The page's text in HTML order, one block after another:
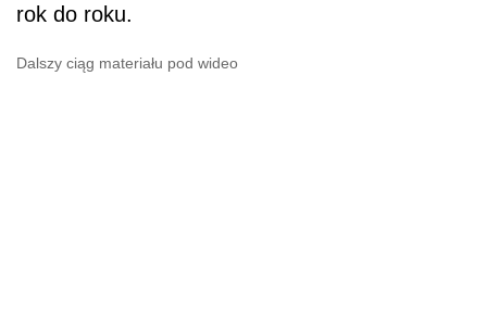
rok do roku.
Dalszy ciąg materiału pod wideo